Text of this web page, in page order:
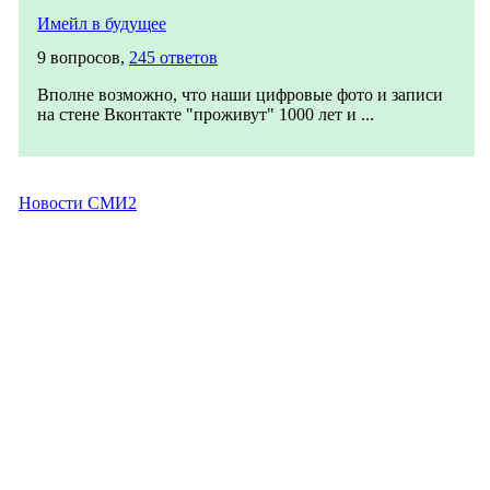
Имейл в будущее
9 вопросов, 245 ответов
Вполне возможно, что наши цифровые фото и записи
на стене Вконтакте "проживут" 1000 лет и ...
Новости СМИ2